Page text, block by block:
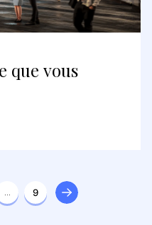
que vous
… 9